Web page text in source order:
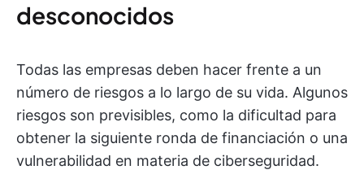
desconocidos
Todas las empresas deben hacer frente a un
número de riesgos a lo largo de su vida. Algunos
riesgos son previsibles, como la dificultad para
obtener la siguiente ronda de financiación o una
vulnerabilidad en materia de ciberseguridad.